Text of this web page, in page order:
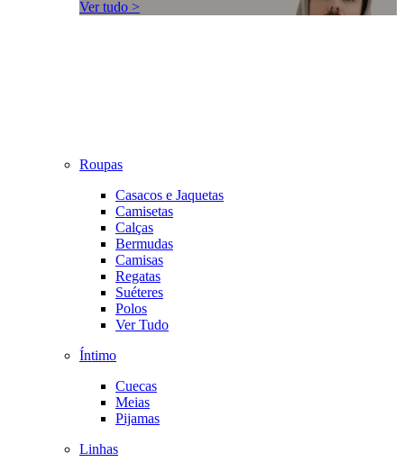
Ver tudo >
Roupas
Casacos e Jaquetas
Camisetas
Calças
Bermudas
Camisas
Regatas
Suéteres
Polos
Ver Tudo
Íntimo
Cuecas
Meias
Pijamas
Linhas